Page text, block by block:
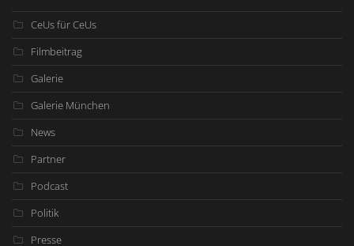
CeUs für CeUs
Filmbeitrag
Galerie
Galerie München
News
Partner
Podcast
Politik
Presse